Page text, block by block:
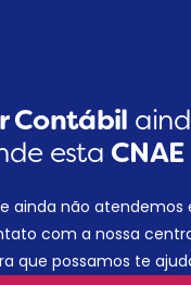
Contábil
esta CNAE​
ainda não atendemos
com a nossa
que possamos te